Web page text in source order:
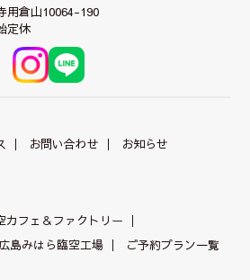
用倉山10064-190
定休
お問い合わせ お知らせ
カフェ＆ファクトリー
広島みはら臨空工場 ご予約プラン一覧